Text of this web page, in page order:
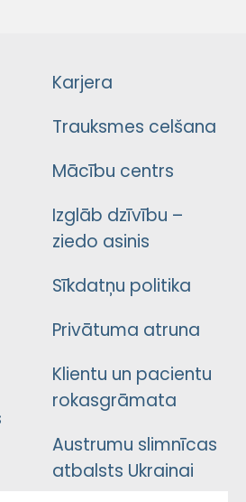
Karjera
Trauksmes celšana
Mācību centrs
Izglāb dzīvību –
ziedo asinis
Sīkdatņu politika
Privātuma atruna
Klientu un pacientu
rokasgrāmata
Austrumu slimnīcas
atbalsts Ukrainai